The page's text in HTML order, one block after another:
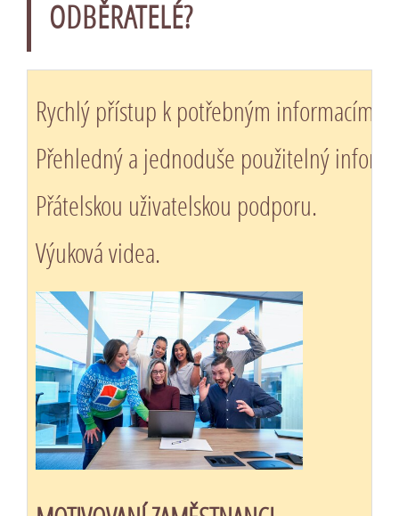
ODBĚRATELÉ?
Rychlý přístup k potřebným informacím.
Přehledný a jednoduše použitelný
Přátelskou uživatelskou podporu.
Výuková videa.